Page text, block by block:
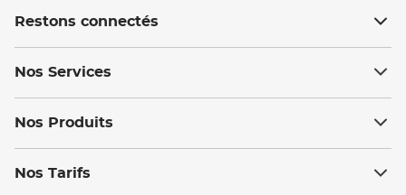
Restons connectés
Nos Services
Nos Produits
Nos Tarifs